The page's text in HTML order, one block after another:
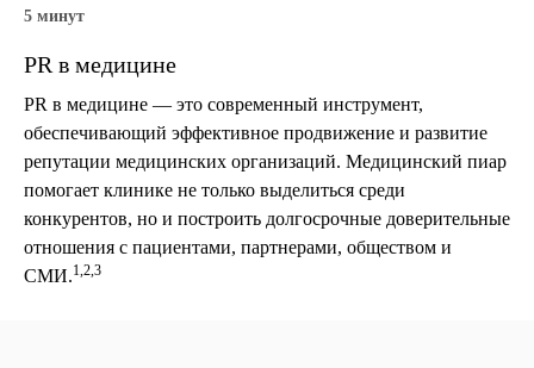
5 минут
PR в медицине
PR в медицине — это современный инструмент,
обеспечивающий эффективное продвижение и развитие
репутации медицинских организаций. Медицинский пиар
помогает клинике не только выделиться среди
конкурентов, но и построить долгосрочные доверительные
отношения с пациентами, партнерами, обществом и
СМИ.1,2,3